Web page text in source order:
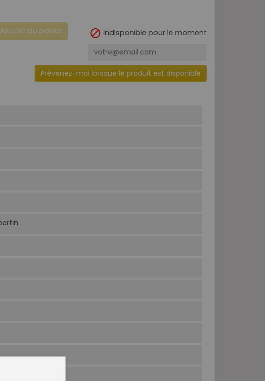
Ajouter au panier  Indisponible pour le moment
Prévenez-moi lorsque le produit est disponible